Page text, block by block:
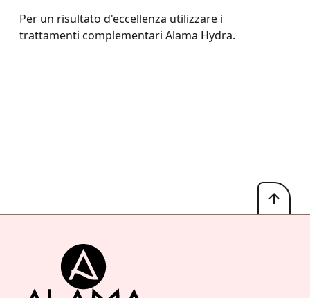
Per un risultato d'eccellenza utilizzare i
trattamenti complementari Alama Hydra.